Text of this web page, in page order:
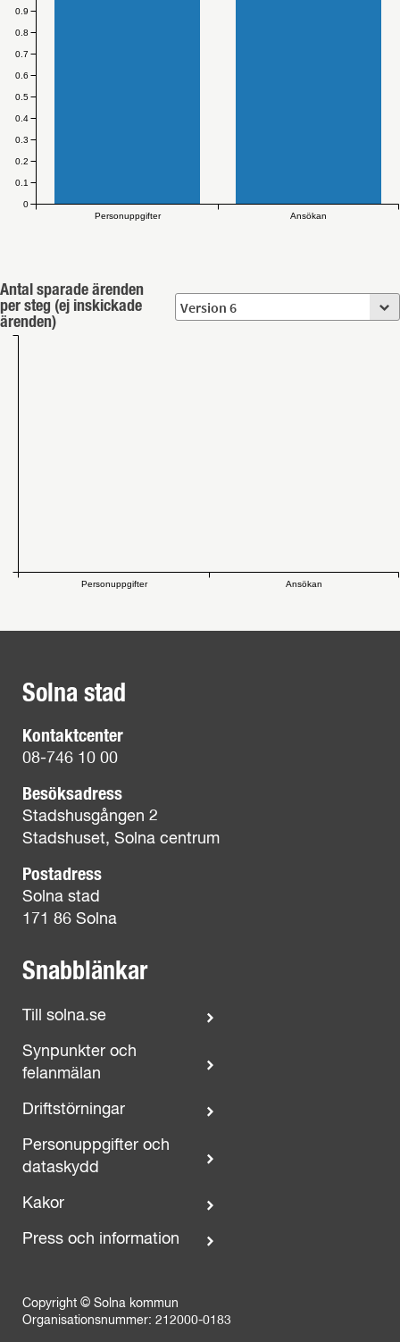
Personuppgifter Ansökan
0
0.1
0.2
0.3
0.4
0.5
0.6
0.7
0.8
0.9
Antal sparade ärenden
per steg (ej inskickade
ärenden)
Personuppgifter Ansökan
Solna stad
Kontaktcenter
08-746 10 00
Besöksadress
Stadshusgången 2
Stadshuset, Solna centrum
Postadress
Solna stad
171 86 Solna
Snabblänkar
Till solna.se
Synpunkter och
felanmälan
Driftstörningar
Personuppgifter och
dataskydd
Kakor
Press och information
Copyright © Solna kommun
Organisationsnummer: 212000-0183